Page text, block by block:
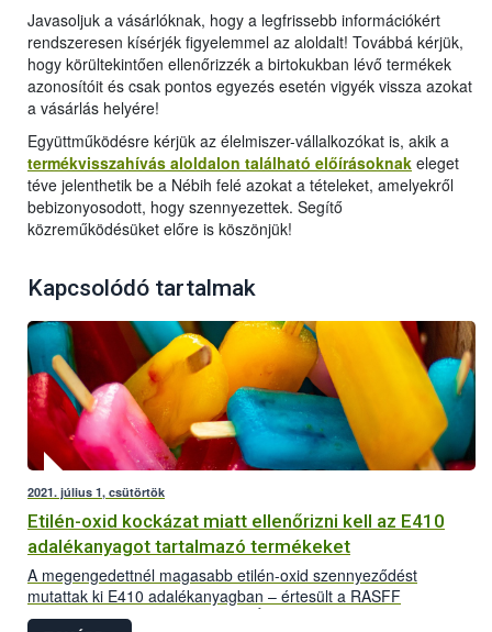
Javasoljuk a vásárlóknak, hogy a legfrissebb információkért
rendszeresen kísérjék figyelemmel az aloldalt! Továbbá kérjük,
hogy körültekintően ellenőrizzék a birtokukban lévő termékek
azonosítóit és csak pontos egyezés esetén vigyék vissza azokat
a vásárlás helyére!
Együttműködésre kérjük az élelmiszer-vállalkozókat is, akik a
termékvisszahívás aloldalon található előírásoknak eleget
téve jelenthetik be a Nébih felé azokat a tételeket, amelyekről
bebizonyosodott, hogy szennyezettek. Segítő
közreműködésüket előre is köszönjük!
Kapcsolódó tartalmak
2021. július 1, csütörtök
Etilén-oxid kockázat miatt ellenőrizni kell az E410
adalékanyagot tartalmazó termékeket
A megengedettnél magasabb etilén-oxid szennyeződést
mutattak ki E410 adalékanyagban – értesült a RASFF
rendszeren keresztül a Nemzeti Élelmiszerlánc-biztonsági